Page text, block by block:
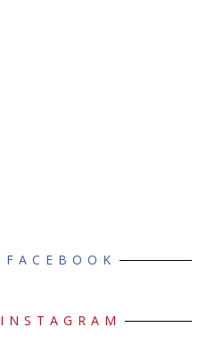
FACEBOOK
INSTAGRAM